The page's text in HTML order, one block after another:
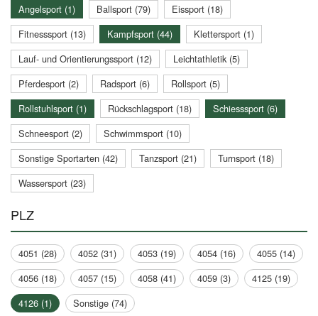
Angelsport (1) Ballsport (79)
Eissport (18)
Fitnesssport (13)
Kampfsport (44)
Klettersport (1)
Lauf- und Orientierungssport (12)
Leichtathletik (5)
Pferdesport (2)
Radsport (6)
Rollsport (5)
Rollstuhlsport (1)
Rückschlagsport (18)
Schiesssport (6)
Schneesport (2)
Schwimmsport (10)
Sonstige Sportarten (42)
Tanzsport (21)
Turnsport (18)
Wassersport (23)
PLZ
4051 (28) 4052 (31) 4053 (19) 4054 (16)
4055 (14)
4056 (18)
4057 (15) 4058 (41) 4059 (3)
4125 (19)
4126 (1)
Sonstige (74)